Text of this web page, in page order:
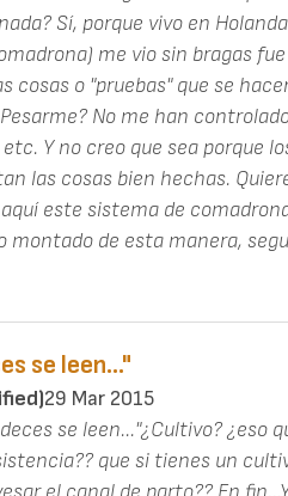
Sí, porque vivo en
me vio sin bragas
cosas o "pruebas" que se
No me han
Y no creo que sea porque
las cosas bien hechas.
este sistema de
montado de esta manera,
se leen..."
29 Mar 2015
se leen..."¿Cultivo? ¿eso
que si tienes un